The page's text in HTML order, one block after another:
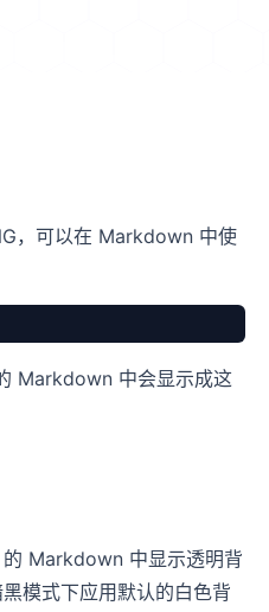
，可以在 Markdown 中使
Markdown 中会显示成这
Markdown 中显示透明背
模式下应用默认的白色背